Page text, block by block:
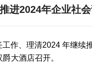
进2024年企业社
作、理清2024 年继续
大酒店召开。